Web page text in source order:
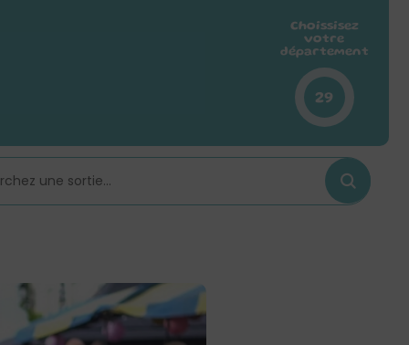
Choissisez
votre
département
29